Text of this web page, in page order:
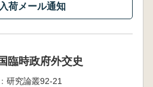
荷メール通知
臨時政府外交史
研究論叢92-21